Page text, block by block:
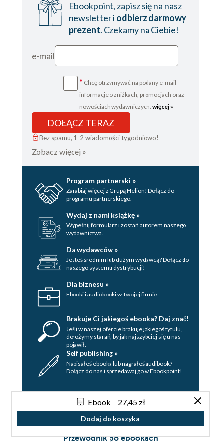
Ebook 27,45 zł
Dodaj do koszyka
Ebookpoint, zapisz się na nasz
newsletter i odbierz darmowy
prezent. Czekamy na Ciebie!
e-mail
* Chcę otrzymywać na podany e-mail
informacje o zniżkach, promocjach oraz
nowościach wydawniczych. więcej »
DOŁĄCZ TERAZ
Bez spamu, 1-2 wiadomości tygodniowo!
Zobacz więcej »
Program partnerski »
Zarabiaj więcej z Grupą Helion! Dołącz do
programu partnerskiego.
Wydaj z nami książkę »
Wypełnij formularz i zostań autorem naszego
wydawnictwa.
Da wydawców »
Jesteś średnim lub dużym wydawcą? Dołącz do
naszego systemu dystrybucji!
Dla biznesu »
Ebooki i audiobooki w Twojej firmie.
Brakuje Ci jakiegoś ebooka? Daj znać!
Jeśli w naszej ofercie brakuje jakiegoś tytulu,
dołożymy starań, by jak najszybciej się u nas
pojawił.
Self publishing »
Napisałeś ebooka lub nagrałeś audibook?
Dołącz do nas i sprzedawaj go w Ebookpoint!
Nasza oferta
Przewodnik po ebookach